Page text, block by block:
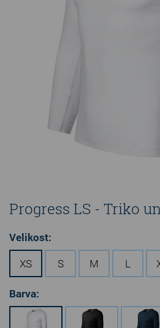
Progress LS - Triko
Velikost:
XS
S M L
Barva: